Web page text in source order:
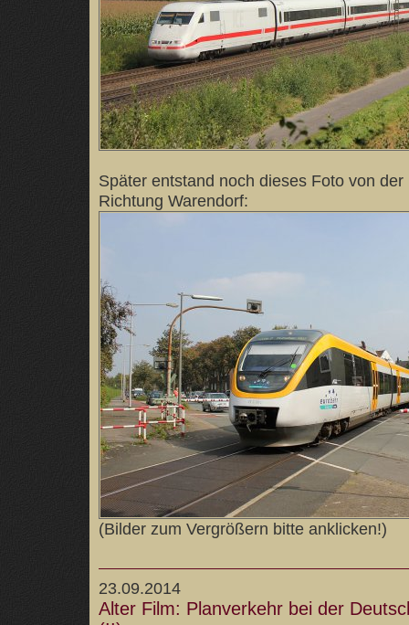
Später entstand noch dieses Foto von
Richtung Warendorf:
(Bilder zum Vergrößern bitte anklicken!)
23.09.2014
Alter Film: Planverkehr bei der